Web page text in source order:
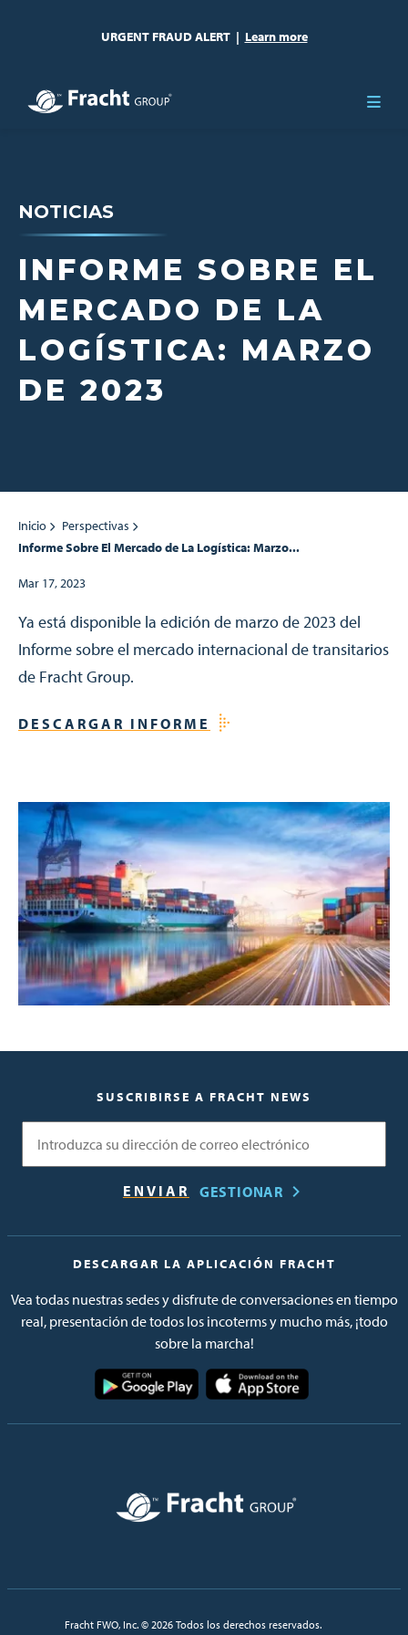
URGENT FRAUD ALERT | Learn more
NOTICIAS
INFORME SOBRE EL
MERCADO DE LA
LOGÍSTICA: MARZO
DE 2023
Inicio
Perspectivas
Informe Sobre El Mercado de La Logística: Marzo...
Mar 17, 2023
Ya está disponible la edición de marzo de 2023 del
Informe sobre el mercado internacional de transitarios
de Fracht Group.
DESCARGAR INFORME
SUSCRIBIRSE A FRACHT NEWS
GESTIONAR
DESCARGAR LA APLICACIÓN FRACHT
Vea todas nuestras sedes y disfrute de conversaciones en tiempo
real, presentación de todos los incoterms y mucho más, ¡todo
sobre la marcha!
Imagen
Imagen
Fracht FWO, Inc. © 2026 Todos los derechos reservados.